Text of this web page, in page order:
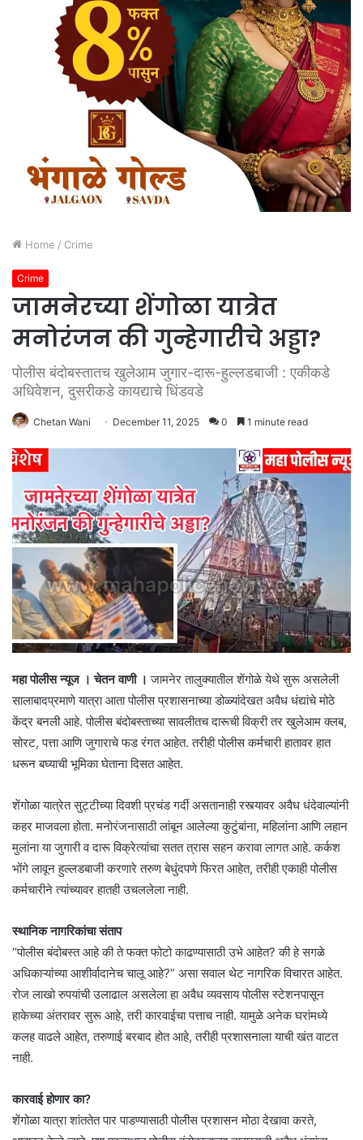
Home / Crime
Crime
जामनेरच्या शेंगोळा यात्रेत
मनोरंजन की गुन्हेगारीचे अड्डा?
पोलीस बंदोबस्तातच खुलेआम जुगार-दारू-हुल्लडबाजी : एकीकडे
अधिवेशन, दुसरीकडे कायद्याचे धिंडवडे
Chetan Wani December 11, 2025 0 1 minute read
महा पोलीस न्यूज । चेतन वाणी ।जामनेर तालुक्यातील शेंगोळे येथे सुरू असलेली
सालाबादप्रमाणे यात्रा आता पोलीस प्रशासनाच्या डोळ्यांदेखत अवैध धंद्यांचे मोठे
केंद्र बनली आहे. पोलीस बंदोबस्ताच्या सावलीतच दारूची विक्री तर खुलेआम क्लब,
सोरट, पत्ता आणि जुगाराचे फड रंगत आहेत. तरीही पोलीस कर्मचारी हातावर हात
धरून बघ्याची भूमिका घेताना दिसत आहेत.
शेंगोळा यात्रेत सुट्टीच्या दिवशी प्रचंड गर्दी असतानाही रस्त्यावर अवैध धंदेवाल्यांनी
कहर माजवला होता. मनोरंजनासाठी लांबून आलेल्या कुटुंबांना, महिलांना आणि लहान
मुलांना या जुगारी व दारू विक्रेत्यांचा सतत त्रास सहन करावा लागत आहे. कर्कश
भोंगे लावून हुल्लडबाजी करणारे तरुण बेधुंदपणे फिरत आहेत, तरीही एकाही पोलीस
कर्मचारीने त्यांच्यावर हातही उचललेला नाही.
स्थानिक नागरिकांचा संताप
“पोलीस बंदोबस्त आहे की ते फक्त फोटो काढण्यासाठी उभे आहेत? की हे सगळे
अधिकाऱ्यांच्या आशीर्वादानेच चालू आहे?” असा सवाल थेट नागरिक विचारत आहेत.
रोज लाखो रुपयांची उलाढाल असलेला हा अवैध व्यवसाय पोलीस स्टेशनपासून
हाकेच्या अंतरावर सुरू आहे, तरी कारवाईचा पत्ताच नाही. यामुळे अनेक घरांमध्ये
कलह वाढले आहेत, तरुणाई बरबाद होत आहे, तरीही प्रशासनाला याची खंत वाटत
नाही.
कारवाई होणार का?
शेंगोळा यात्रा शांततेत पार पाडण्यासाठी पोलीस प्रशासन मोठा देखावा करते,